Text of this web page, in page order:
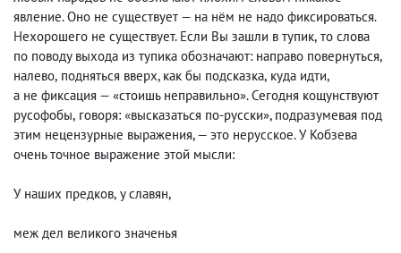
явление. Оно не существует — на нём не надо фиксироваться.
Нехорошего не существует. Если Вы зашли в тупик, то слова
по поводу выхода из тупика обозначают: направо повернуться,
налево, подняться вверх, как бы подсказка, куда идти,
а не фиксация — «стоишь неправильно». Сегодня кощунствуют
русофобы, говоря: «высказаться по-русски», подразумевая под
этим нецензурные выражения, — это нерусское. У Кобзева
очень точное выражение этой мысли:
У наших предков, у славян,
меж дел великого значенья